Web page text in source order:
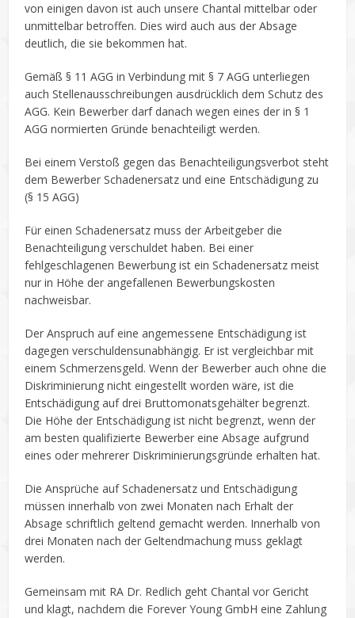
von einigen davon ist auch unsere Chantal mittelbar oder
unmittelbar betroffen. Dies wird auch aus der Absage
deutlich, die sie bekommen hat.
Gemäß § 11 AGG in Verbindung mit § 7 AGG unterliegen
auch Stellenausschreibungen ausdrücklich dem Schutz des
AGG. Kein Bewerber darf danach wegen eines der in § 1
AGG normierten Gründe benachteiligt werden.
Bei einem Verstoß gegen das Benachteiligungsverbot steht
dem Bewerber Schadenersatz und eine Entschädigung zu
(§ 15 AGG)
Für einen Schadenersatz muss der Arbeitgeber die
Benachteiligung verschuldet haben. Bei einer
fehlgeschlagenen Bewerbung ist ein Schadenersatz meist
nur in Höhe der angefallenen Bewerbungskosten
nachweisbar.
Der Anspruch auf eine angemessene Entschädigung ist
dagegen verschuldensunabhängig. Er ist vergleichbar mit
einem Schmerzensgeld. Wenn der Bewerber auch ohne die
Diskriminierung nicht eingestellt worden wäre, ist die
Entschädigung auf drei Bruttomonatsgehälter begrenzt.
Die Höhe der Entschädigung ist nicht begrenzt, wenn der
am besten qualifizierte Bewerber eine Absage aufgrund
eines oder mehrerer Diskriminierungsgründe erhalten hat.
Die Ansprüche auf Schadenersatz und Entschädigung
müssen innerhalb von zwei Monaten nach Erhalt der
Absage schriftlich geltend gemacht werden. Innerhalb von
drei Monaten nach der Geltendmachung muss geklagt
werden.
Gemeinsam mit RA Dr. Redlich geht Chantal vor Gericht
und klagt, nachdem die Forever Young GmbH eine Zahlung